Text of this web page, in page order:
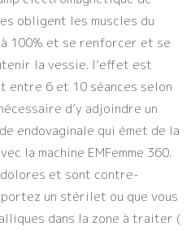
obligent les muscles du
100% et se renforcer et se
la vessie. l’effet est
6 et 10 séances selon
d’y adjoindre un
endovaginale qui émet de la
la machine EMFemme 360.
et sont contre-
un stérilet ou que vous
dans la zone à traiter (